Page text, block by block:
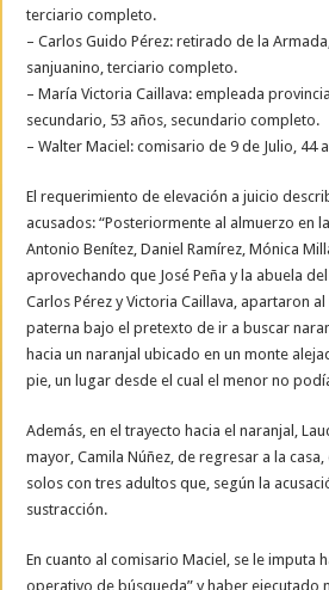
terciario completo.
– Carlos Guido Pérez: retirado de la
sanjuanino, terciario completo.
– María Victoria Caillava: empleada
secundario, 53 años, secundario completo.
– Walter Maciel: comisario de 9 de Julio, 44
El requerimiento de elevación a juicio
acusados: “Posteriormente al almuerzo en
Antonio Benítez, Daniel Ramírez, Mónica
aprovechando que José Peña y la abuela
Carlos Pérez y Victoria Caillava, apartaron
paterna bajo el pretexto de ir a buscar
hacia un naranjal ubicado en un monte
pie, un lugar desde el cual el menor no
Además, en el trayecto hacia el naranjal,
mayor, Camila Núñez, de regresar a la
solos con tres adultos que, según la
sustracción.
En cuanto al comisario Maciel, se le imputa
operativo de búsqueda” y haber ejecutado